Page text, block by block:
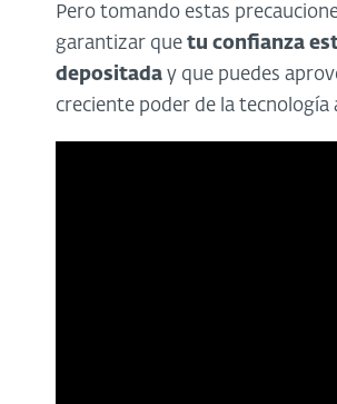
Pero tomando estas
garantizar que tu confianza
depositada y que puedes
creciente poder de la tecnología